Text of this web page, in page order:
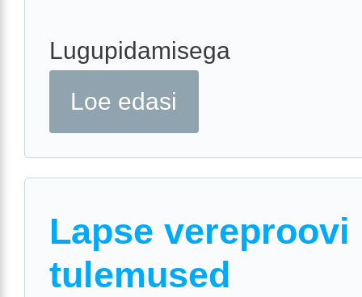
Lugupidamisega
Loe edasi
Lapse vereproovi
tulemused